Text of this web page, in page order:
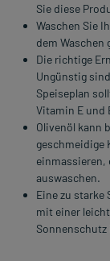
Sie diese
Waschen Sie
dem Waschen
Die richtige
Ungünstig
Speiseplan
Vitamin E und
Olivenöl kann
geschmeidige
einmassieren,
auswaschen.
Eine zu starke
mit einer